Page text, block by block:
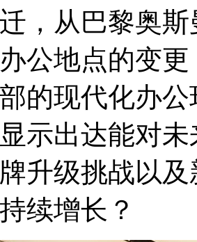
，从巴黎奥
公地点的变
的现代化办
示出达能对
升级挑战以
续增长？